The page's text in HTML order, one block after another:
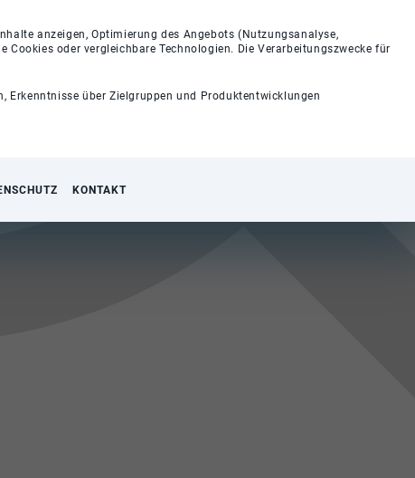
anzeigen, Optimierung des Angebots (Nutzungsanalyse,
oder vergleichbare Technologien. Die Verarbeitungszwecke für
Erkenntnisse über Zielgruppen und Produktentwicklungen
KONTAKT